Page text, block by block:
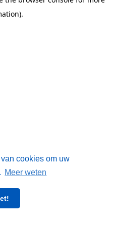
cookies om uw
Meer weten
.